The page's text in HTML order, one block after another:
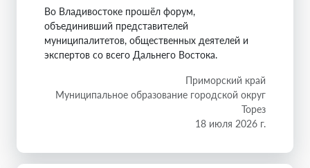
Во Владивостоке прошёл форум,
объединивший представителей
муниципалитетов, общественных деятелей и
экспертов со всего Дальнего Востока.
Приморский край
Муниципальное образование городской округ
Торез
18 июля 2026 г.